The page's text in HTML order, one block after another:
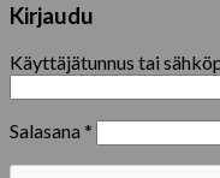
Kirjaudu
Käyttäjätunnus tai
Salasana *